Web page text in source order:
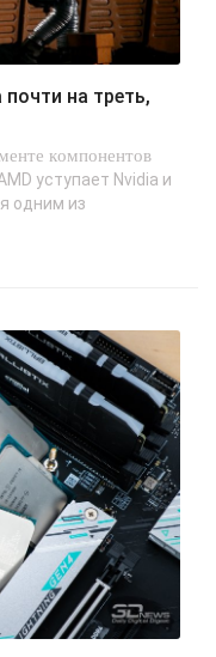
компонентов
уступает Nvidia и
одним из